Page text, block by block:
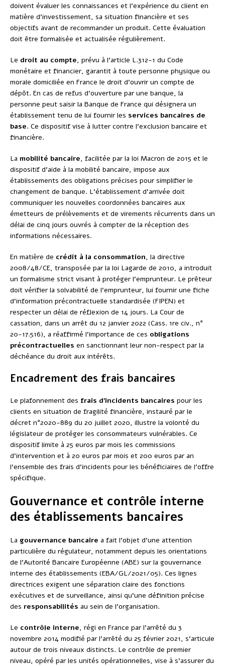
doivent évaluer les connaissances et l’expérience du client en
matière d’investissement, sa situation financière et ses
objectifs avant de recommander un produit. Cette évaluation
doit être formalisée et actualisée régulièrement.
Le droit au compte, prévu à l’article L.312-1 du Code
monétaire et financier, garantit à toute personne physique ou
morale domiciliée en France le droit d’ouvrir un compte de
dépôt. En cas de refus d’ouverture par une banque, la
personne peut saisir la Banque de France qui désignera un
établissement tenu de lui fournir les services bancaires de
base. Ce dispositif vise à lutter contre l’exclusion bancaire et
financière.
La mobilité bancaire, facilitée par la loi Macron de 2015 et le
dispositif d’aide à la mobilité bancaire, impose aux
établissements des obligations précises pour simplifier le
changement de banque. L’établissement d’arrivée doit
communiquer les nouvelles coordonnées bancaires aux
émetteurs de prélèvements et de virements récurrents dans un
délai de cinq jours ouvrés à compter de la réception des
informations nécessaires.
En matière de crédit à la consommation, la directive
2008/48/CE, transposée par la loi Lagarde de 2010, a introduit
un formalisme strict visant à protéger l’emprunteur. Le prêteur
doit vérifier la solvabilité de l’emprunteur, lui fournir une fiche
d’information précontractuelle standardisée (FIPEN) et
respecter un délai de réflexion de 14 jours. La Cour de
cassation, dans un arrêt du 12 janvier 2022 (Cass. 1re civ., n°
20-17.516), a réaffirmé l’importance de ces obligations
précontractuelles en sanctionnant leur non-respect par la
déchéance du droit aux intérêts.
Encadrement des frais bancaires
Le plafonnement des frais d’incidents bancaires pour les
clients en situation de fragilité financière, instauré par le
décret n°2020-889 du 20 juillet 2020, illustre la volonté du
législateur de protéger les consommateurs vulnérables. Ce
dispositif limite à 25 euros par mois les commissions
d’intervention et à 20 euros par mois et 200 euros par an
l’ensemble des frais d’incidents pour les bénéficiaires de l’offre
spécifique.
Gouvernance et contrôle interne
des établissements bancaires
La gouvernance bancaire a fait l’objet d’une attention
particulière du régulateur, notamment depuis les orientations
de l’Autorité Bancaire Européenne (ABE) sur la gouvernance
interne des établissements (EBA/GL/2021/05). Ces lignes
directrices exigent une séparation claire des fonctions
exécutives et de surveillance, ainsi qu’une définition précise
des responsabilités au sein de l’organisation.
Le contrôle interne, régi en France par l’arrêté du 3
novembre 2014 modifié par l’arrêté du 25 février 2021, s’articule
autour de trois niveaux distincts. Le contrôle de premier
niveau, opéré par les unités opérationnelles, vise à s’assurer du